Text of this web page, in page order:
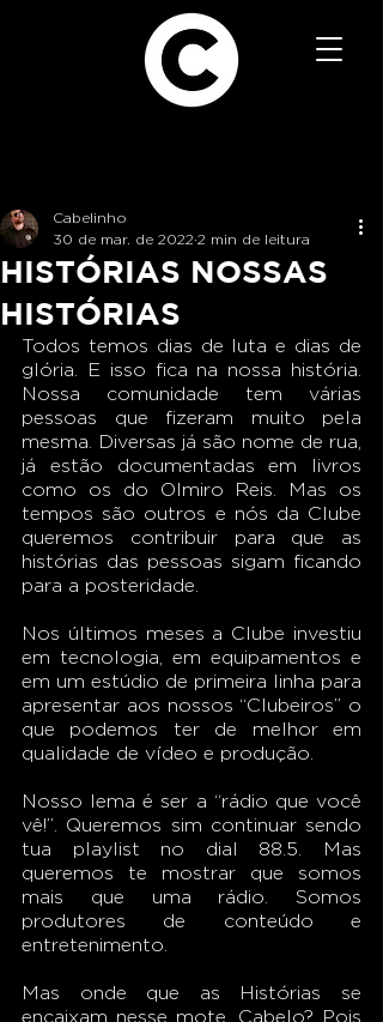
HISTÓRIAS NOSSAS
HISTÓRIAS
Cabelinho
30 de mar. de 2022 2 min de leitura
Todos temos dias de luta e dias de
glória. E isso fica na nossa história.
Nossa comunidade tem várias
pessoas que fizeram muito pela
mesma. Diversas já são nome de rua,
já estão documentadas em livros
como os do Olmiro Reis. Mas os
tempos são outros e nós da Clube
queremos contribuir para que as
histórias das pessoas sigam ficando
para a posteridade.
Nos últimos meses a Clube investiu
em tecnologia, em equipamentos e
em um estúdio de primeira linha para
apresentar aos nossos “Clubeiros” o
que podemos ter de melhor em
qualidade de vídeo e produção.
Nosso lema é ser a “rádio que você
vê!”. Queremos sim continuar sendo
tua playlist no dial 88.5. Mas
queremos te mostrar que somos
mais que uma rádio. Somos
produtores de conteúdo e
entretenimento.
Mas onde que as Histórias se
encaixam nesse mote, Cabelo? Pois